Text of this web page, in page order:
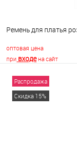
Ремень для платья
оптовая цена
при входена сайт
Распродажа
Скидка 15%